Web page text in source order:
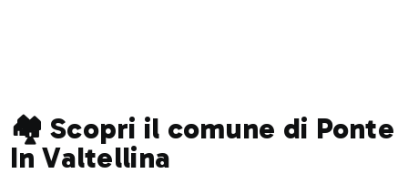
🏘️ Scopri il comune di Ponte
In Valtellina